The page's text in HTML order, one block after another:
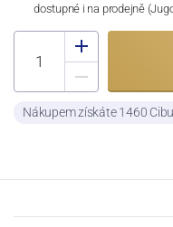
dostupné i na prodejně
Nákupem získáte 1460